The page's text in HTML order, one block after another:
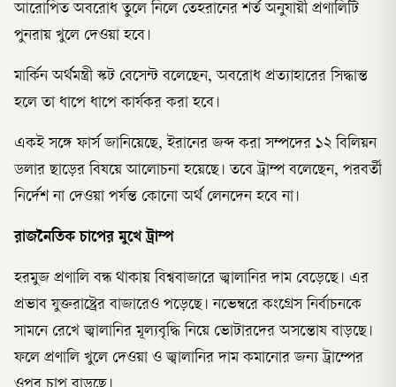
আরোপিত অবরোধ তুলে নিলে তেহরানের শর্ত অনুযায়ী প্রণালিটি
পুনরায় খুলে দেওয়া হবে।
মার্কিন অর্থমন্ত্রী স্কট বেসেন্ট বলেছেন, অবরোধ প্রত্যাহারের সিদ্ধান্ত
হলে তা ধাপে ধাপে কার্যকর করা হবে।
একই সঙ্গে ফার্স জানিয়েছে, ইরানের জব্দ করা সম্পদের ১২ বিলিয়ন
ডলার ছাড়ের বিষয়ে আলোচনা হয়েছে। তবে ট্রাম্প বলেছেন, পরবর্তী
নির্দেশ না দেওয়া পর্যন্ত কোনো অর্থ লেনদেন হবে না।
রাজনৈতিক চাপের মুখে ট্রাম্প
হরমুজ প্রণালি বন্ধ থাকায় বিশ্ববাজারে জ্বালানির দাম বেড়েছে। এর
প্রভাব যুক্তরাষ্ট্রের বাজারেও পড়েছে। নভেম্বরে কংগ্রেস নির্বাচনকে
সামনে রেখে জ্বালানির মূল্যবৃদ্ধি নিয়ে ভোটারদের অসন্তোষ বাড়ছে।
ফলে প্রণালি খুলে দেওয়া ও জ্বালানির দাম কমানোর জন্য ট্রাম্পের